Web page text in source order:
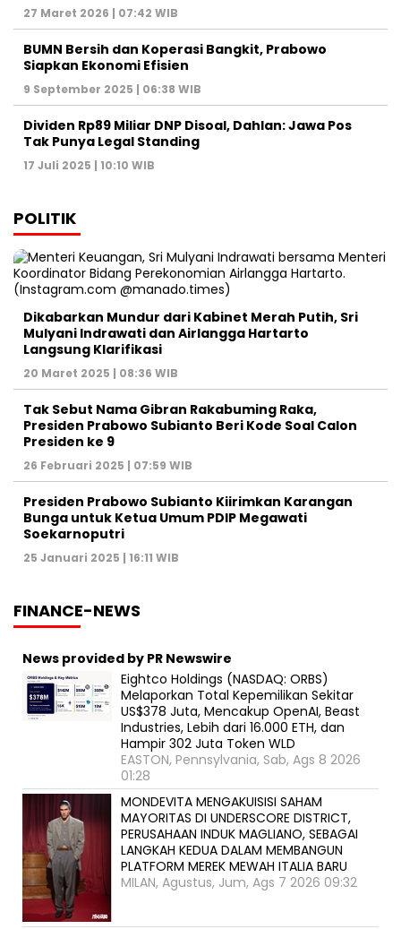
27 Maret 2026 | 07:42 WIB
BUMN Bersih dan Koperasi Bangkit, Prabowo
Siapkan Ekonomi Efisien
9 September 2025 | 06:38 WIB
Dividen Rp89 Miliar DNP Disoal, Dahlan: Jawa Pos
Tak Punya Legal Standing
17 Juli 2025 | 10:10 WIB
POLITIK
Dikabarkan Mundur dari Kabinet Merah Putih, Sri
Mulyani Indrawati dan Airlangga Hartarto
Langsung Klarifikasi
20 Maret 2025 | 08:36 WIB
Tak Sebut Nama Gibran Rakabuming Raka,
Presiden Prabowo Subianto Beri Kode Soal Calon
Presiden ke 9
26 Februari 2025 | 07:59 WIB
Presiden Prabowo Subianto Kiirimkan Karangan
Bunga untuk Ketua Umum PDIP Megawati
Soekarnoputri
25 Januari 2025 | 16:11 WIB
FINANCE-NEWS
News provided by PR Newswire
Eightco Holdings (NASDAQ: ORBS)
Melaporkan Total Kepemilikan Sekitar
US$378 Juta, Mencakup OpenAI, Beast
Industries, Lebih dari 16.000 ETH, dan
Hampir 302 Juta Token WLD
EASTON, Pennsylvania, Sab, Ags 8 2026
01:28
MONDEVITA MENGAKUISISI SAHAM
MAYORITAS DI UNDERSCORE DISTRICT,
PERUSAHAAN INDUK MAGLIANO, SEBAGAI
LANGKAH KEDUA DALAM MEMBANGUN
PLATFORM MEREK MEWAH ITALIA BARU
MILAN, Agustus, Jum, Ags 7 2026 09:32